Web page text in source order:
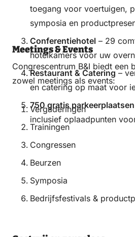
toegang voor voertuigen,
symposia en
Conferentiehotel – 29
hotelkamers voor uw
Restaurant & Catering–
en catering op maat voor
750 gratis parkeerplaatsen
inclusief oplaadpunten
Meetings & Events
Congrescentrum B&I biedt een
zowel meetings als events:
Vergaderingen
Trainingen
Congressen
Beurzen
Symposia
Bedrijfsfestivals &